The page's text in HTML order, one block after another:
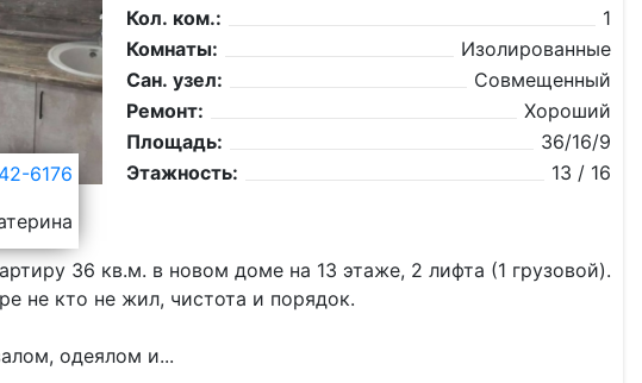
6176
Кол. ком.:
1
Комнаты:
Изолированные
Сан. узел:
Совмещенный
Ремонт:
Хороший
Площадь:
36/16/9
Этажность:
13 / 16
36 кв.м. в новом доме на 13 этаже, 2 лифта (1 грузовой).
не кто не жил, чистота и порядок.
одеялом и...